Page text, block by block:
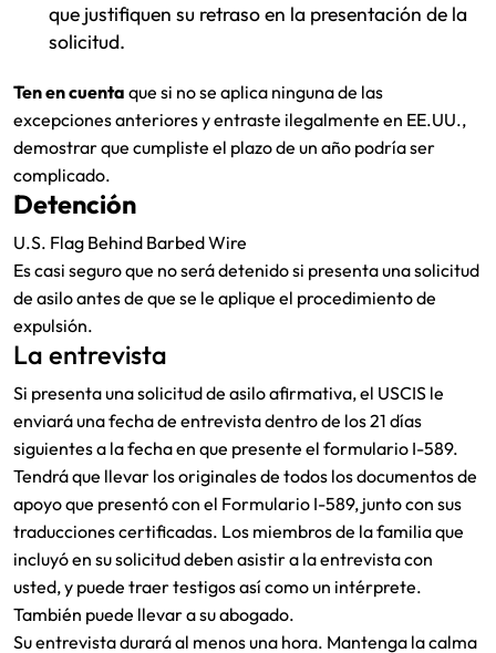
que justifiquen su retraso en la presentación de la
solicitud.
Ten en cuenta que si no se aplica ninguna de las
excepciones anteriores y entraste ilegalmente en EE.UU.,
demostrar que cumpliste el plazo de un año podría ser
complicado.
Detención
U.S. Flag Behind Barbed Wire
Es casi seguro que no será detenido si presenta una solicitud
de asilo antes de que se le aplique el procedimiento de
expulsión.
La entrevista
Si presenta una solicitud de asilo afirmativa, el USCIS le
enviará una fecha de entrevista dentro de los 21 días
siguientes a la fecha en que presente el formulario I-589.
Tendrá que llevar los originales de todos los documentos de
apoyo que presentó con el Formulario I-589, junto con sus
traducciones certificadas. Los miembros de la familia que
incluyó en su solicitud deben asistir a la entrevista con
usted, y puede traer testigos así como un intérprete.
También puede llevar a su abogado.
Su entrevista durará al menos una hora. Mantenga la calma